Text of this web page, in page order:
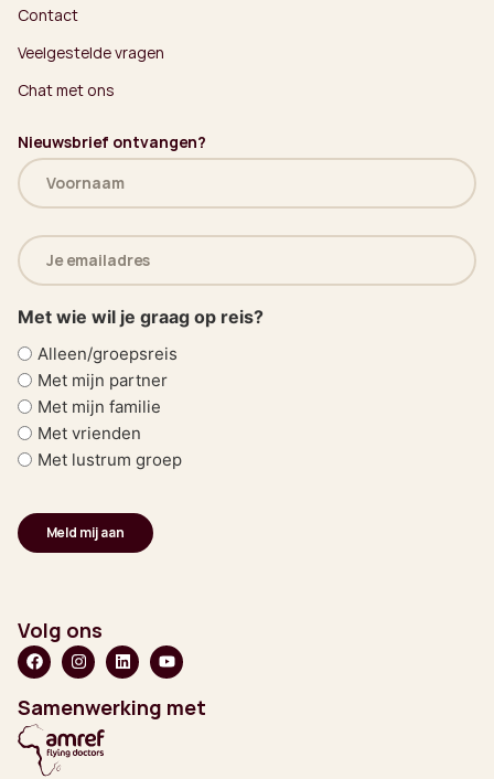
Contact
Veelgestelde vragen
Chat met ons
Nieuwsbrief ontvangen?
Naam
(Vereist)
E-
mailadres
(Vereist)
Met wie wil je graag op reis?
Alleen/groepsreis
Met mijn partner
Met mijn familie
Met vrienden
Met lustrum groep
Volg ons
Samenwerking met